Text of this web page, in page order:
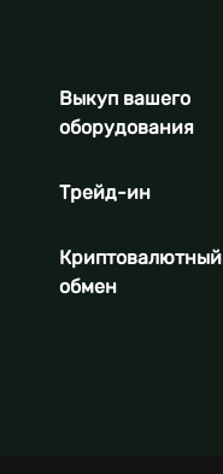
Выкуп вашего
оборудования
Трейд-ин
Криптовалютный
обмен